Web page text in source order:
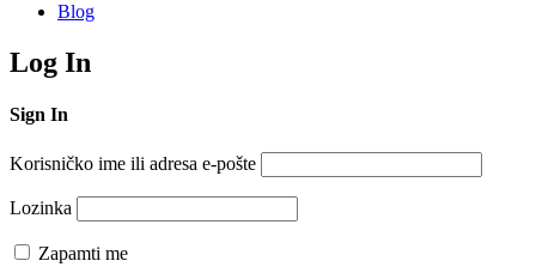
Blog
Log In
Sign In
Korisničko ime ili adresa e-pošte
Lozinka
Zapamti me